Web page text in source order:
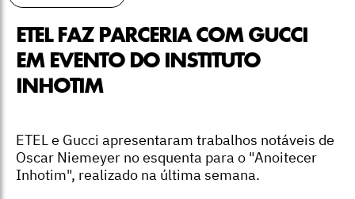
ETEL FAZ PARCERIA COM GUCCI
EM EVENTO DO INSTITUTO
INHOTIM
ETEL e Gucci apresentaram trabalhos notáveis de
Oscar Niemeyer no esquenta para o "Anoitecer
Inhotim", realizado na última semana.